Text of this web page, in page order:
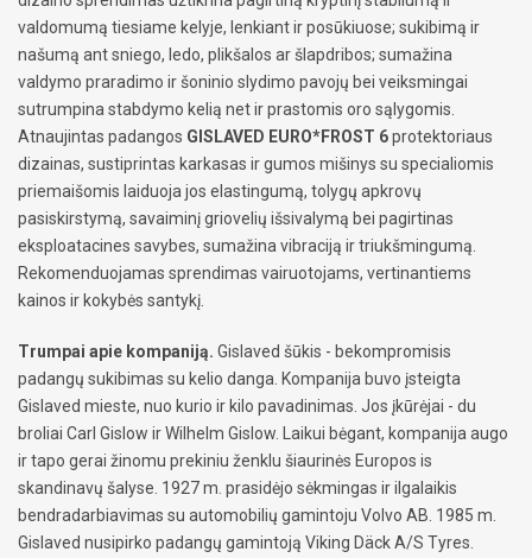
valdomumą tiesiame kelyje, lenkiant ir posūkiuose; sukibimą ir
našumą ant sniego, ledo, plikšalos ar šlapdribos; sumažina
valdymo praradimo ir šoninio slydimo pavojų bei veiksmingai
sutrumpina stabdymo kelią net ir prastomis oro sąlygomis.
Atnaujintas padangos GISLAVED EURO*FROST 6protektoriaus
dizainas, sustiprintas karkasas ir gumos mišinys su specialiomis
priemaišomis laiduoja jos elastingumą, tolygų apkrovų
pasiskirstymą, savaiminį griovelių išsivalymą bei pagirtinas
eksploatacines savybes, sumažina vibraciją ir triukšmingumą.
Rekomenduojamas sprendimas vairuotojams, vertinantiems
kainos ir kokybės santykį.
Trumpai apie kompaniją. Gislaved šūkis - bekompromisis
padangų sukibimas su kelio danga. Kompanija buvo įsteigta
Gislaved mieste, nuo kurio ir kilo pavadinimas. Jos įkūrėjai - du
broliai Carl Gislow ir Wilhelm Gislow. Laikui bėgant, kompanija augo
ir tapo gerai žinomu prekiniu ženklu šiaurinės Europos is
skandinavų šalyse. 1927 m. prasidėjo sėkmingas ir ilgalaikis
bendradarbiavimas su automobilių gamintoju Volvo AB. 1985 m.
Gislaved nusipirko padangų gamintoją Viking Däck A/S Tyres.